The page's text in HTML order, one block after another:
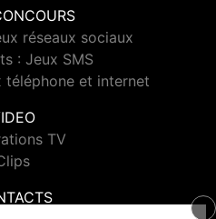
réseaux sociaux
: Jeux SMS
téléphone et internet
TV